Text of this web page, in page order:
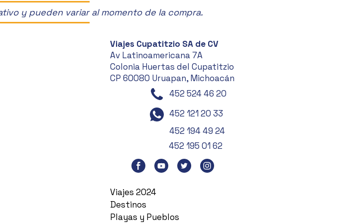
y pueden variar al momento de la compra.
Viajes Cupatitzio SA de CV
Av Latinoamericana 7A
Colonia Huertas del Cupatitzio
CP 60080 Uruapan, Michoacán
452 524 46 20
452 121 20 33
452 194 49 24
452 195 01 62
Viajes 2024
Destinos
Playas y Pueblos